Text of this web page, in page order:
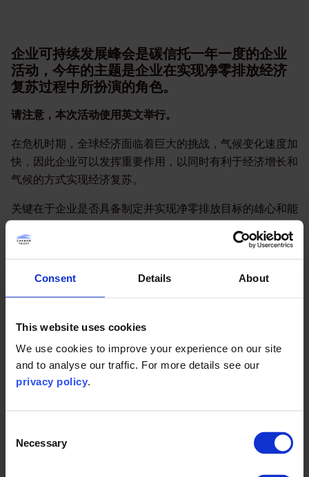
Consent Details About
This website uses cookies
We use cookies to improve your experience on our site
and to analyse our traffic. For more details see our
privacy policy.
Selection
Necessary
企业可持续发展峰会是碳信托一年一度的企业
活动，今年的主题是企业在实现净零排放经济
复苏过程中所扮演的角色。
请注意，本次活动使用英文举行。
在危机时期，全球经济面临着巨大的挑战，气候变化速度加
快，因此企业可以发挥重要作用，以同时有利于经济增长和
气候的方式实现经济复苏。
关键在于企业是否具备制定并实现净零排放目标的雄心和能
本次峰会将探讨企业在重建更美好家园中所扮演的角色。本
次会议是一次高级别全体会议，将提供主题演讲、发人深省